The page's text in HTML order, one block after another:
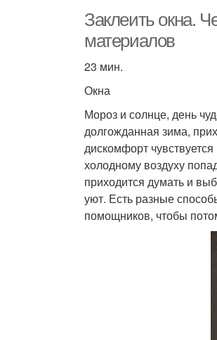
Заклеить окна.
материалов
23 мин.
Окна
Мороз и солнце, день
долгожданная зима,
дискомфорт
холодному воздуху
приходится думать и
уют. Есть разные
помощников, чтобы